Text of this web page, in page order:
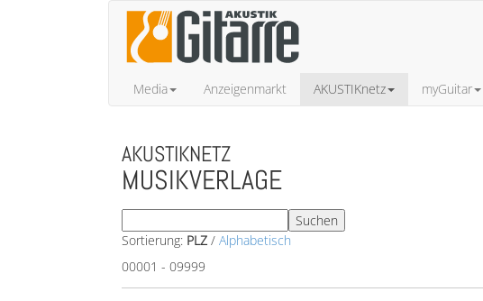
Media Anzeigenmarkt AKUSTIKnetz myGuitar
AKUSTIKNETZ
MUSIKVERLAGE
Sortierung: PLZ / Alphabetisch
00001 - 09999